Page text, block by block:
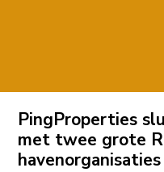
PingProperties
met twee grote
havenorganisaties